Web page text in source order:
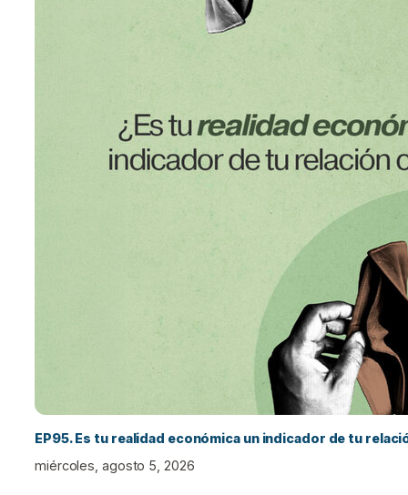
EP95. Es tu realidad económica un indicador de tu
miércoles, agosto 5, 2026